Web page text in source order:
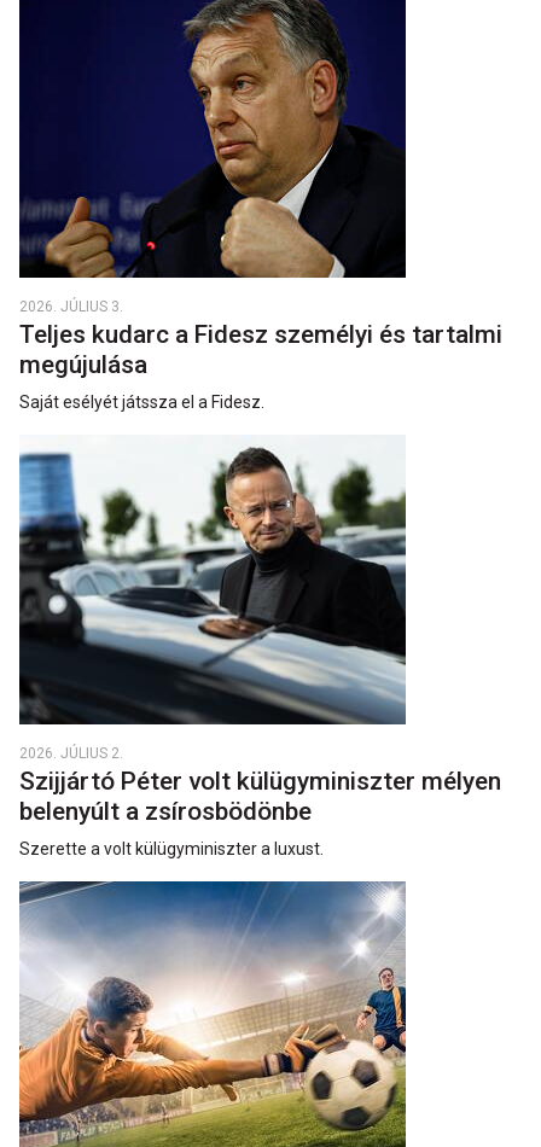
2026. JÚLIUS 3.
Teljes kudarc a Fidesz személyi és tartalmi
megújulása
Saját esélyét játssza el a Fidesz.
2026. JÚLIUS 2.
Szijjártó Péter volt külügyminiszter mélyen
belenyúlt a zsírosbödönbe
Szerette a volt külügyminiszter a luxust.